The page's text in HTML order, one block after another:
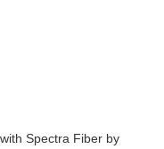
Spectra Fiber by